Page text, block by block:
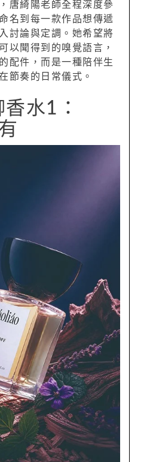
唐綺陽老師全程深度參
名到每一款作品想傳遞
討論與定調。她希望將
以聞得到的嗅覺語言，
配件，而是一種陪伴生
節奏的日常儀式。
水1：